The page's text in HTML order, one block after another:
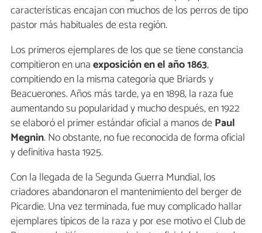
características encajan con muchos de los perros de tipo
pastor más habituales de esta región.
Los primeros ejemplares de los que se tiene constancia
compitieron en unaexposición en el año 1863,
compitiendo en la misma categoría que Briards y
Beacuerones. Años más tarde, ya en 1898, la raza fue
aumentando su popularidad y mucho después, en 1922
se elaboró el primer estándar oficial a manos dePaul
Megnin. No obstante, no fue reconocida de forma oficial
y definitiva hasta 1925.
Con la llegada de la Segunda Guerra Mundial, los
criadores abandonaron el mantenimiento del berger de
Picardie. Una vez terminada, fue muy complicado hallar
ejemplares típicos de la raza y por ese motivo el Club de